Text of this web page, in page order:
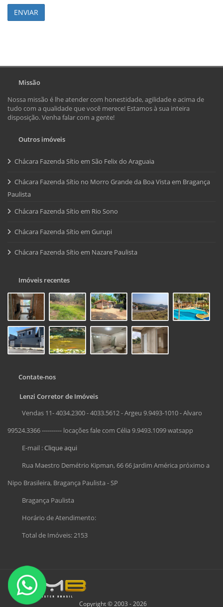
ENVIAR
Missão
Nossa missão é lhe atender com honestidade, agilidade e acima de
tudo com a qualidade que você merece! Estamos à sua inteira
disposição. Venha falar com a gente!
Outros imóveis
Chácara Fazenda Sítio em São Felix do Araguaia
Chácara Fazenda Sítio no Morro Grande da Boa Vista em Bragança
Paulista
Chácara Fazenda Sítio em Rio Sono
Chácara Fazenda Sítio em Gurupi
Chácara Fazenda Sítio em Nazare Paulista
Imóveis recentes
Contate-nos
Lenzi Corretor de Imóveis
Vendas 11- 4034.2300 - 4033.5612 - Argeu 9.9493-1010 - Alvaro
99524.3366 ---------- locações fale com Célia 9.9493.1099 watsapp
E-mail :Clique aqui
Rua Maestro Demétrio Kipman, 66 66 Jardim América próximo a
Nipo Brasileira, Bragança Paulista - SP
Bragança Paulista
Horário de Atendimento:
Total de Imóveis: 2153
Copyright © 2003 - 2026